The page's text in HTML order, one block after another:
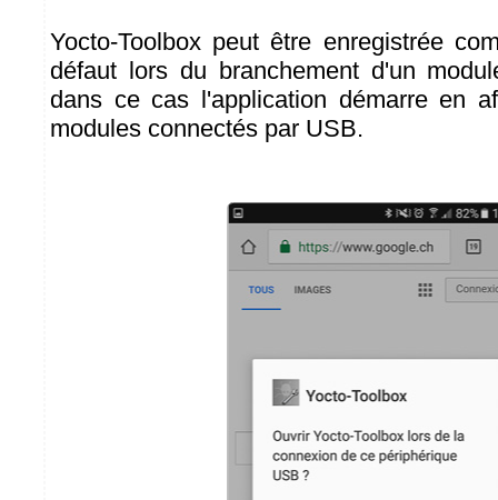
Yocto-Toolbox peut être enregistrée
défaut lors du branchement d'un
dans ce cas l'application démarre en
modules connectés par USB.